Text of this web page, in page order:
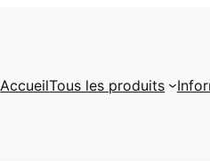
AccueilTous les produits